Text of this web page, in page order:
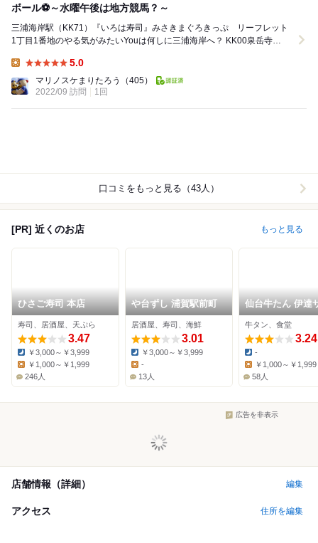
ボール⚽～水曜午後は地方競馬？～
三浦海岸駅（KK71）『いろは寿司』みさきまぐろきっぷ リーフレット
1丁目1番地のやる気がみたいYouは何しに三浦海岸へ？ KK00泉岳寺
5.0
マリノスケまりたろう
（405）
2022/09 訪問
1回
口コミをもっと見る（43人）
[PR] 近くのお店 もっと見る
ひさご寿司 本店
寿司、居酒屋、天ぷら
3.47
Dinner:
￥3,000～￥3,999
￥1,000～￥1,999
246人
や台ずし 浦賀駅前町
居酒屋、寿司、海鮮
3.01
Dinner:
￥3,000～￥3,999
Lunch:
-
13人
仙台牛たん 伊達
モン 三代目 文治
スカベイサイド
ーズ店
牛タン、食堂
3.24
Dinner:
-
Lunch:
￥1,000～￥1,999
58人
広告を非表示
店舗情報（詳細） 編集
アクセス 住所を編集